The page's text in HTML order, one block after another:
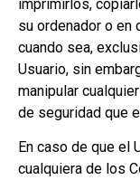
imprimirlos,
su ordenador o
cuando sea,
Usuario, sin
manipular
de seguridad que
En caso de que el
cualquiera de los